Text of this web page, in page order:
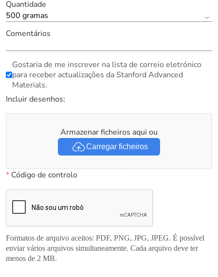
Quantidade
500 gramas
Comentários
Gostaria de me inscrever na lista de correio eletrónico
para receber actualizações da Stanford Advanced
Materials.
Incluir desenhos:
Armazenar ficheiros aqui ou
Carregar ficheiros
*Código de controlo
Formatos de arquivo aceitos: PDF, PNG, JPG, JPEG. É possível
enviar vários arquivos simultaneamente. Cada arquivo deve ter
menos de 2 MB.